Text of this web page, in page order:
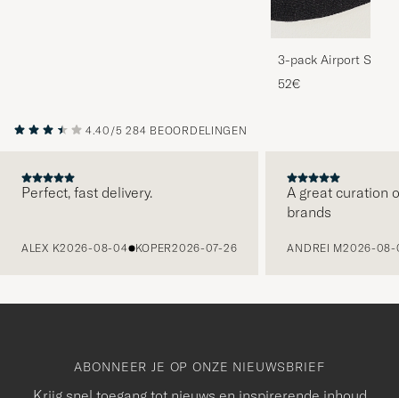
3-pack Airport
Melange
52€
4.40/5 284 BEOORDELINGEN
Perfect, fast delivery.
ALEX K2026-08-04 KOPER2026-07-26
A great curation
brands
ANDREI M2026-08-
ABONNEER JE OP ONZE NIEUWSBRIEF